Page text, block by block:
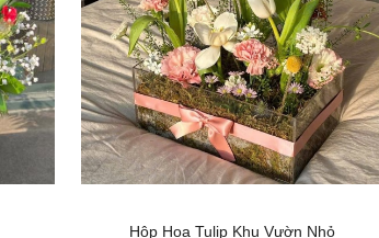
Hộp Hoa Tulip Khu Vườn Nhỏ